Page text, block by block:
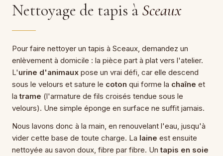
Nettoyage de tapis à Sceaux
Pour faire nettoyer un tapis à Sceaux, demandez un
enlèvement à domicile : la pièce part à plat vers l'atelier.
L'urine d'animaux pose un vrai défi, car elle descend
sous le velours et sature le coton qui forme la chaîne et
latrame (l'armature de fils croisés tendue sous le
velours). Une simple éponge en surface ne suffit jamais.
Nous lavons donc à la main, en renouvelant l'eau, jusqu'à
vider cette base de toute charge. La laine est ensuite
nettoyée au savon doux, fibre par fibre. Untapis en soie